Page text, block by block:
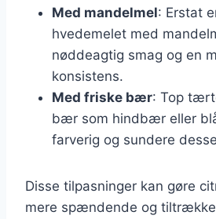
Med mandelmel: Erstat
hvedemelet med
nøddeagtig smag og en
konsistens.
Med friske bær: Top
bær som hindbær eller
farverig og sundere
Disse tilpasninger kan gøre
mere spændende og